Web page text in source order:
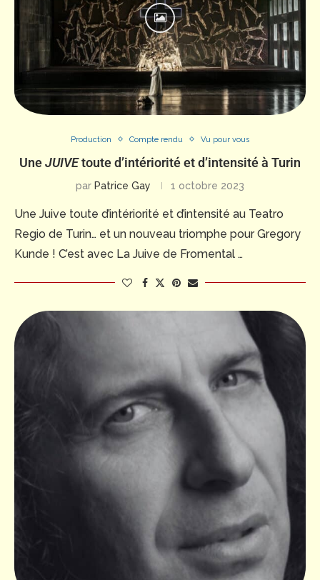
Production Compte rendu Vu pour vous
UneJUIVEtoute d’intériorité et d’intensité à Turin
par Patrice Gay 1 octobre 2023
Une Juive toute d’intériorité et d’intensité au Teatro
Regio de Turin… et un nouveau triomphe pour Gregory
Kunde ! C’est avec La Juive de Fromental …